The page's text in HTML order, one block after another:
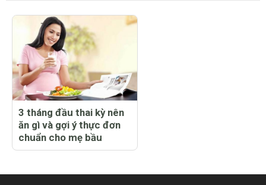
3 tháng đầu thai kỳ nên
ăn gì và gợi ý thực đơn
chuẩn cho mẹ bầu